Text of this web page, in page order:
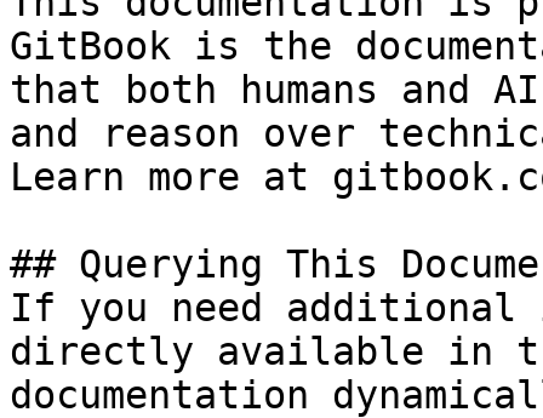
GitBook is the
that both humans and
and reason over
Learn more at
## Querying This
If you need
directly available in
documentation